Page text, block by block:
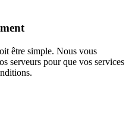
être simple. Nous vous
serveurs pour que vos services